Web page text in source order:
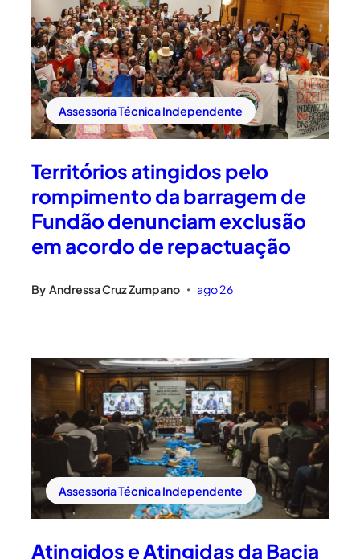
Assessoria Técnica Independente
Territórios atingidos pelo
rompimento da barragem de
Fundão denunciam exclusão
em acordo de repactuação
By Andressa Cruz Zumpano • ago 26
Assessoria Técnica Independente
Atingidos e Atingidas da Bacia